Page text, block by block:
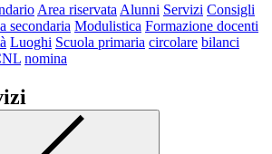
Area riservata Alunni Servizi Consigli
secondaria Modulistica Formazione docenti
Luoghi Scuola primaria circolare bilanci
nomina